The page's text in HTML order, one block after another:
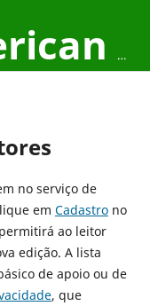
South American Development Society Journal
no serviço de
em Cadastrono
ao leitor
edição. A lista
de apoio ou de
, que